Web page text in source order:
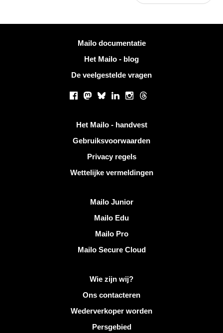
Mailo documentatie
Het Mailo - blog
De veelgestelde vragen
Facebook
Mastodon
BlueskyLinkedInInstagram
Threads
Het Mailo - handvest
Gebruiksvoorwaarden
Privacy regels
Wettelijke vermeldingen
Mailo Junior
Mailo Edu
Mailo Pro
Mailo Secure Cloud
Meer informatie over MailoWie zijn wij?
Ons contacteren
Wederverkoper worden
Persgebied